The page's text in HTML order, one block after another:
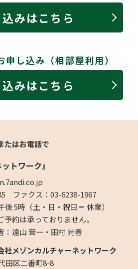
みはこちら
し込み（相部屋利用）
みはこちら
たはお電話で
トワーク』
ファクス：03-6238-1967
5時（土・日・祝日＝ 休業）
約は承っておりません。
：遠山 晋一・田村 光春
社メゾンカルチャーネットワーク
田区二番町8-8